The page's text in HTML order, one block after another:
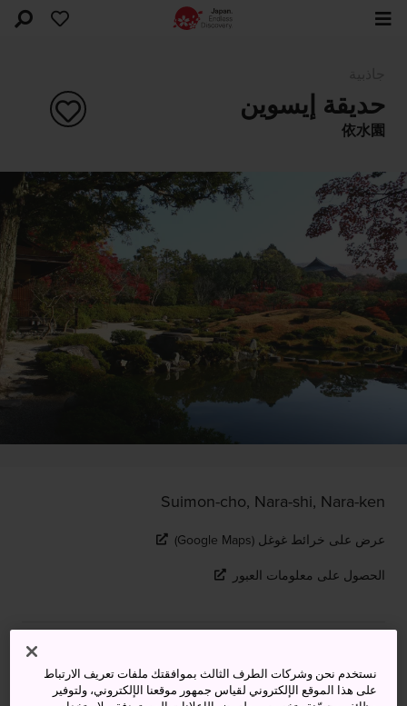
حديقة إيسوين
依水園
Suimon-cho, Nara-shi, Nara-ken
عرض على خرائط غوغل (Google Maps)
الحصول على معلومات العبور
نستخدم نحن وشركات الطرف الثالث بموافقتك ملفات تعريف الارتباط
على هذا الموقع الإلكتروني لقياس جمهور موقعنا الإلكتروني، ولتوفير